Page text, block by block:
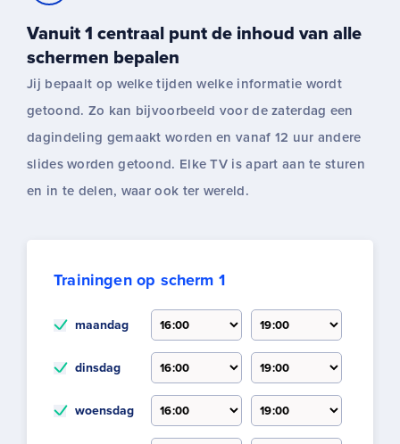
Trainingen op scherm 1
maandag
dinsdag
woensdag
Vanuit 1 centraal punt de inhoud van alle
schermen bepalen
Jij bepaalt op welke tijden welke informatie wordt
getoond. Zo kan bijvoorbeeld voor de zaterdag een
dagindeling gemaakt worden en vanaf 12 uur andere
slides worden getoond. Elke TV is apart aan te sturen
en in te delen, waar ook ter wereld.